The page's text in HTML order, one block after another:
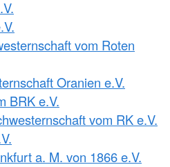
vom Roten
Oranien e.V.
BRK e.V.
vom RK e.V.
a. M. von 1866 e.V.